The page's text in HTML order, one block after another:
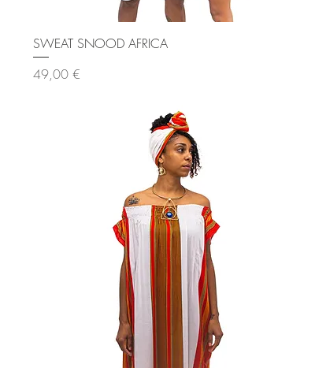
Aperçu rapide
SWEAT SNOOD AFRICA
Prix
49,00 €